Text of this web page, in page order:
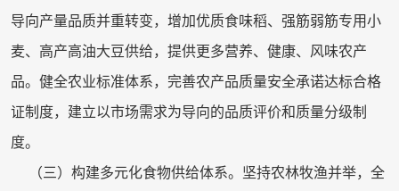
导向产量品质并重转变，增加优质食味稻、强筋弱筋专用小
麦、高产高油大豆供给，提供更多营养、健康、风味农产
品。健全农业标准体系，完善农产品质量安全承诺达标合格
证制度，建立以市场需求为导向的品质评价和质量分级制
度。
（三）构建多元化食物供给体系。坚持农林牧渔并举，全